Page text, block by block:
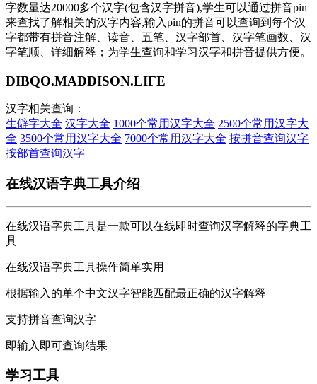
字数量达20000多个汉字(包含汉字拼音),学生可以通过拼音pin
来查找了解相关的汉字内容,输入pin的拼音可以查询到每个汉
字都带有拼音注解、读音、五笔、汉字部首、汉字笔画数、汉
字笔顺、详细解释；为学生查询和学习汉字和拼音提供方便。
DIBQO.MADDISON.LIFE
汉字相关查询：
生僻字大全 汉字大全 1000个常用汉字大全 2500个常用汉字大
全 3500个常用汉字大全 7000个常用汉字大全 按拼音查询汉字
按部首查询汉字
在线汉语字典工具介绍
在线汉语字典工具是一款可以在线即时查询汉字解释的字典工
具
在线汉语字典工具操作简单实用
根据输入的单个中文汉字智能匹配最正确的汉字解释
支持拼音查询汉字
即输入即可查询结果
学习工具